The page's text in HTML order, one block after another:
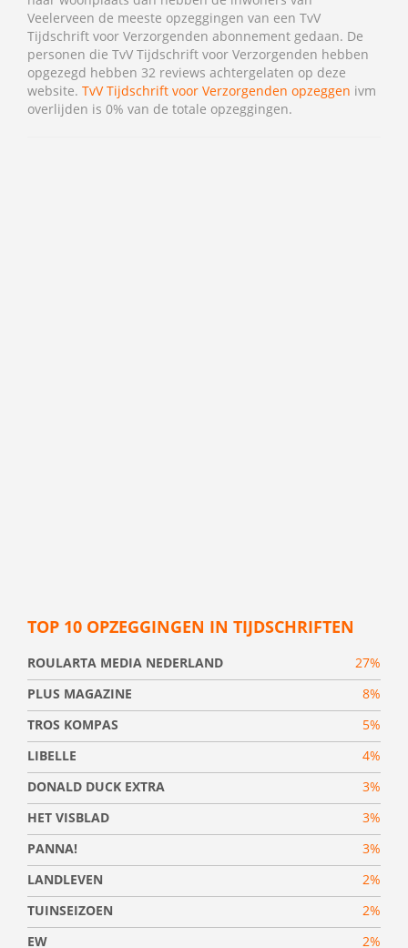
Veelerveen de meeste opzeggingen van een TvV
Tijdschrift voor Verzorgenden abonnement gedaan. De
personen die TvV Tijdschrift voor Verzorgenden hebben
opgezegd hebben 32 reviews achtergelaten op deze
website. TvV Tijdschrift voor Verzorgenden opzeggen ivm
overlijden is 0% van de totale opzeggingen.
TOP 10 OPZEGGINGEN IN TIJDSCHRIFTEN
ROULARTA MEDIA NEDERLAND
27%
PLUS MAGAZINE
8%
TROS KOMPAS
5%
LIBELLE
4%
DONALD DUCK EXTRA
3%
HET VISBLAD
3%
PANNA!
3%
LANDLEVEN
2%
TUINSEIZOEN
2%
EW
2%